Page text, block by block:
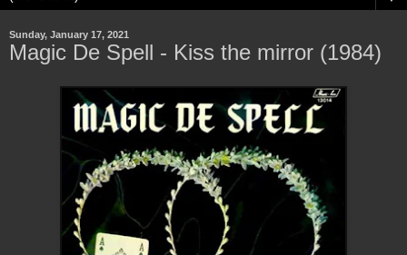
Sunday, January 17, 2021
Magic De Spell - Kiss the mirror (1984)